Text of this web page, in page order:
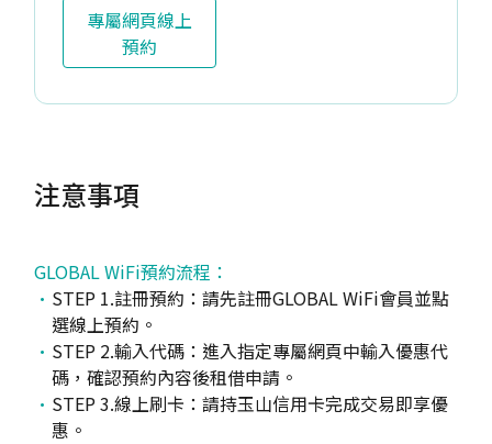
專屬網頁線上
預約
注意事項
GLOBAL WiFi預約流程：
STEP 1.註冊預約：請先註冊GLOBAL WiFi會員並點
選線上預約。
STEP 2.輸入代碼：進入指定專屬網頁中輸入優惠代
碼，確認預約內容後租借申請。
STEP 3.線上刷卡：請持玉山信用卡完成交易即享優
惠。